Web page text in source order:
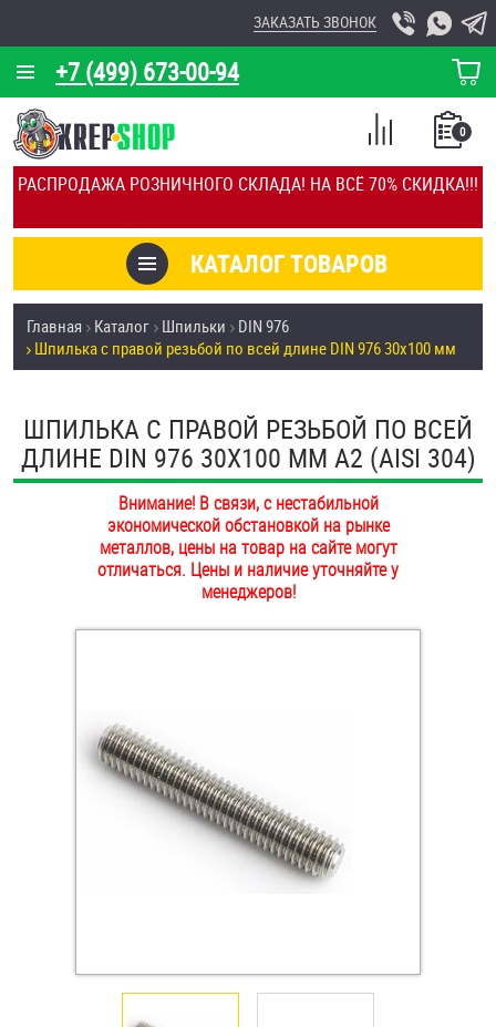
РАСПРОДАЖА РОЗНИЧНОГО СКЛАДА! НА ВСЁ 70% СКИДКА!!!
+7 (499) 673-00-94
ЗАКАЗАТЬ ЗВОНОК
КОРЗИНА
О КОМПАНИИ
КАЛЬКУЛЯТОР
ОТЗЫВЫ
УСЛУГИ
СКИДКИ
ОПТ
ПОКУПАТЕЛЯМ
ОПЛАТА И ДОСТАВКА
НАШИ МАГАЗИНЫ
КАТАЛОГ ТОВАРОВ
0
СПИСОК
СРАВНЕНИЕ
Товары со скидкой
Анкеры
Антивандальный крепёж, инструмент
Болты и винты
Втулки
Заклепки (Гайки-Заклепки)
Крюки, кольца с метрической резьбой
Крюки, кольца с шурупной резьбой
Главная Каталог Шпильки
DIN 976
Шпилька с правой резьбой по всей длине DIN 976 30х100 мм
ШПИЛЬКА С ПРАВОЙ РЕЗЬБОЙ ПО ВСЕЙ
ДЛИНЕ DIN 976 30Х100 ММ А2 (AISI 304)
Внимание! В связи, с нестабильной
экономической обстановкой на рынке
металлов, цены на товар на сайте могут
отличаться. Цены и наличие уточняйте у
менеджеров!